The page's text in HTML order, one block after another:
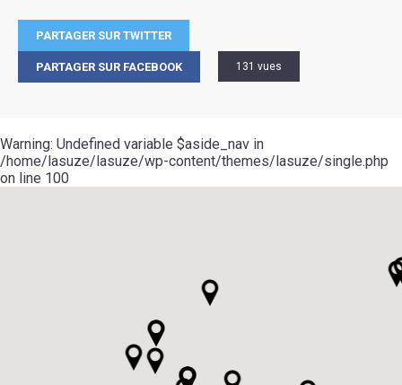
PARTAGER SUR TWITTER
PARTAGER SUR FACEBOOK 131 vues
Warning: Undefined variable $aside_nav in
/home/lasuze/lasuze/wp-content/themes/lasuze/single.php
on line 100